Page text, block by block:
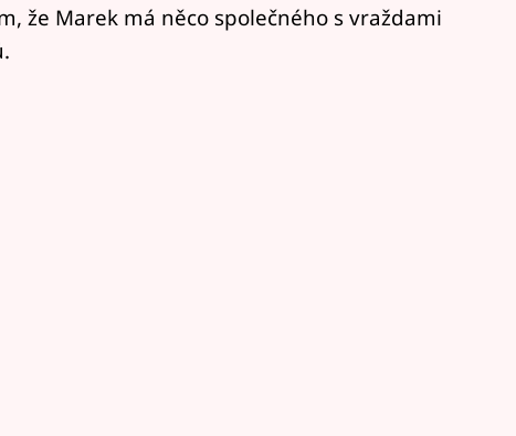
že Marek má něco společného s vraždami